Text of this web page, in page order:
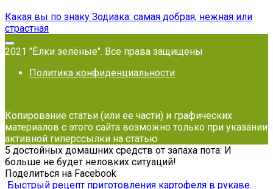
Какая вы по знаку Зодиака: самая добрая, нежная или
страстная
2021 "Ёлки зелёные". Все права защищены
Политика конфиденциальности
Копирование статьи (или ее части) и графических
материалов с этого сайта возможно только при указании
активной гиперссылки на статью
5 достойных домашних средств от запаха пота: И
больше не будет неловких ситуаций!
Поделиться на Facebook
Быстрый рецепт приготовления картофеля в рукаве.